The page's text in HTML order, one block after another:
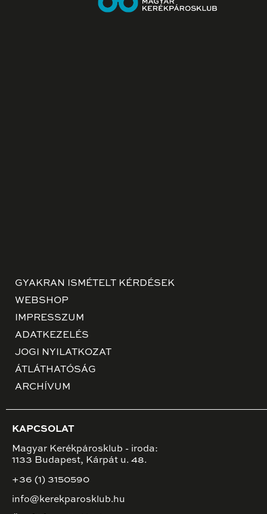
GYAKRAN ISMÉTELT KÉRDÉSEK
WEBSHOP
IMPRESSZUM
ADATKEZELÉS
JOGI NYILATKOZAT
ÁTLÁTHATÓSÁG
ARCHÍVUM
KAPCSOLAT
Magyar Kerékpárosklub - iroda:
1133 Budapest, Kárpát u. 48.
+36 (1) 3150590
info@kerekparosklub.hu